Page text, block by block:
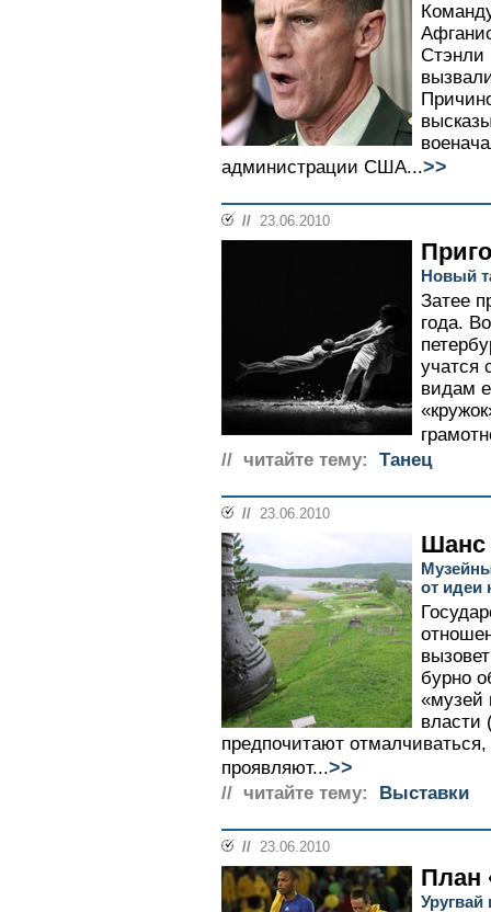
Стэнли
администрации США...>>
// 23.06.2010
Новый
Затее
года.
учатся
видам
// читайте тему:
Танец
// 23.06.2010
Шанс
от идеи
бурно
«музей
власти
предпочитают
проявляют...>>
// читайте тему: Выставки
// 23.06.2010
План